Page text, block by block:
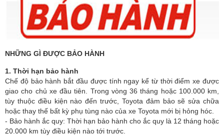
NHỮNG GÌ ĐƯỢC BẢO HÀNH
1. Thời hạn bảo hành
Chế độ bảo hành bắt đầu được tính ngay kể từ thời điểm xe được
giao cho chủ xe đầu tiên. Trong vòng 36 tháng hoặc 100.000 km,
tùy thuộc điều kiện nào đến trước, Toyota đảm bảo sẽ sửa chữa
hoặc thay thế bất kỳ phụ tùng nào của xe Toyota mới bị hỏng hóc.
- Bảo hành ắc quy: Thời hạn bảo hành cho ắc quy là 12 tháng hoặc
20.000 km tùy điều kiện nào tới trước.